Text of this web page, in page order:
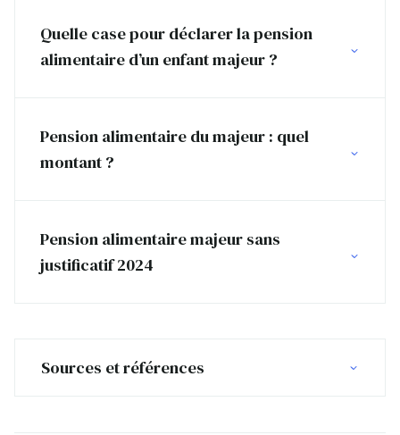
Quelle case pour déclarer la pension
alimentaire d’un enfant majeur ?
Pension alimentaire du majeur : quel
montant ?
Pension alimentaire majeur sans
justificatif 2024
Sources et références